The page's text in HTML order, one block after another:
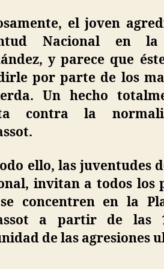
el joven
Nacional en la
y parece que
por parte de los
Un hecho
contra la
ello, las juventudes
invitan a todos los
concentren en la
a partir de las
de las agresiones